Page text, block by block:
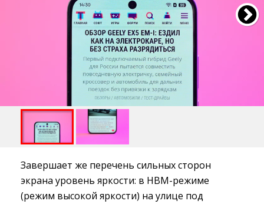
Завершает же перечень сильных сторон
экрана уровень яркости: в HBM-режиме
(режим высокой яркости) на улице под